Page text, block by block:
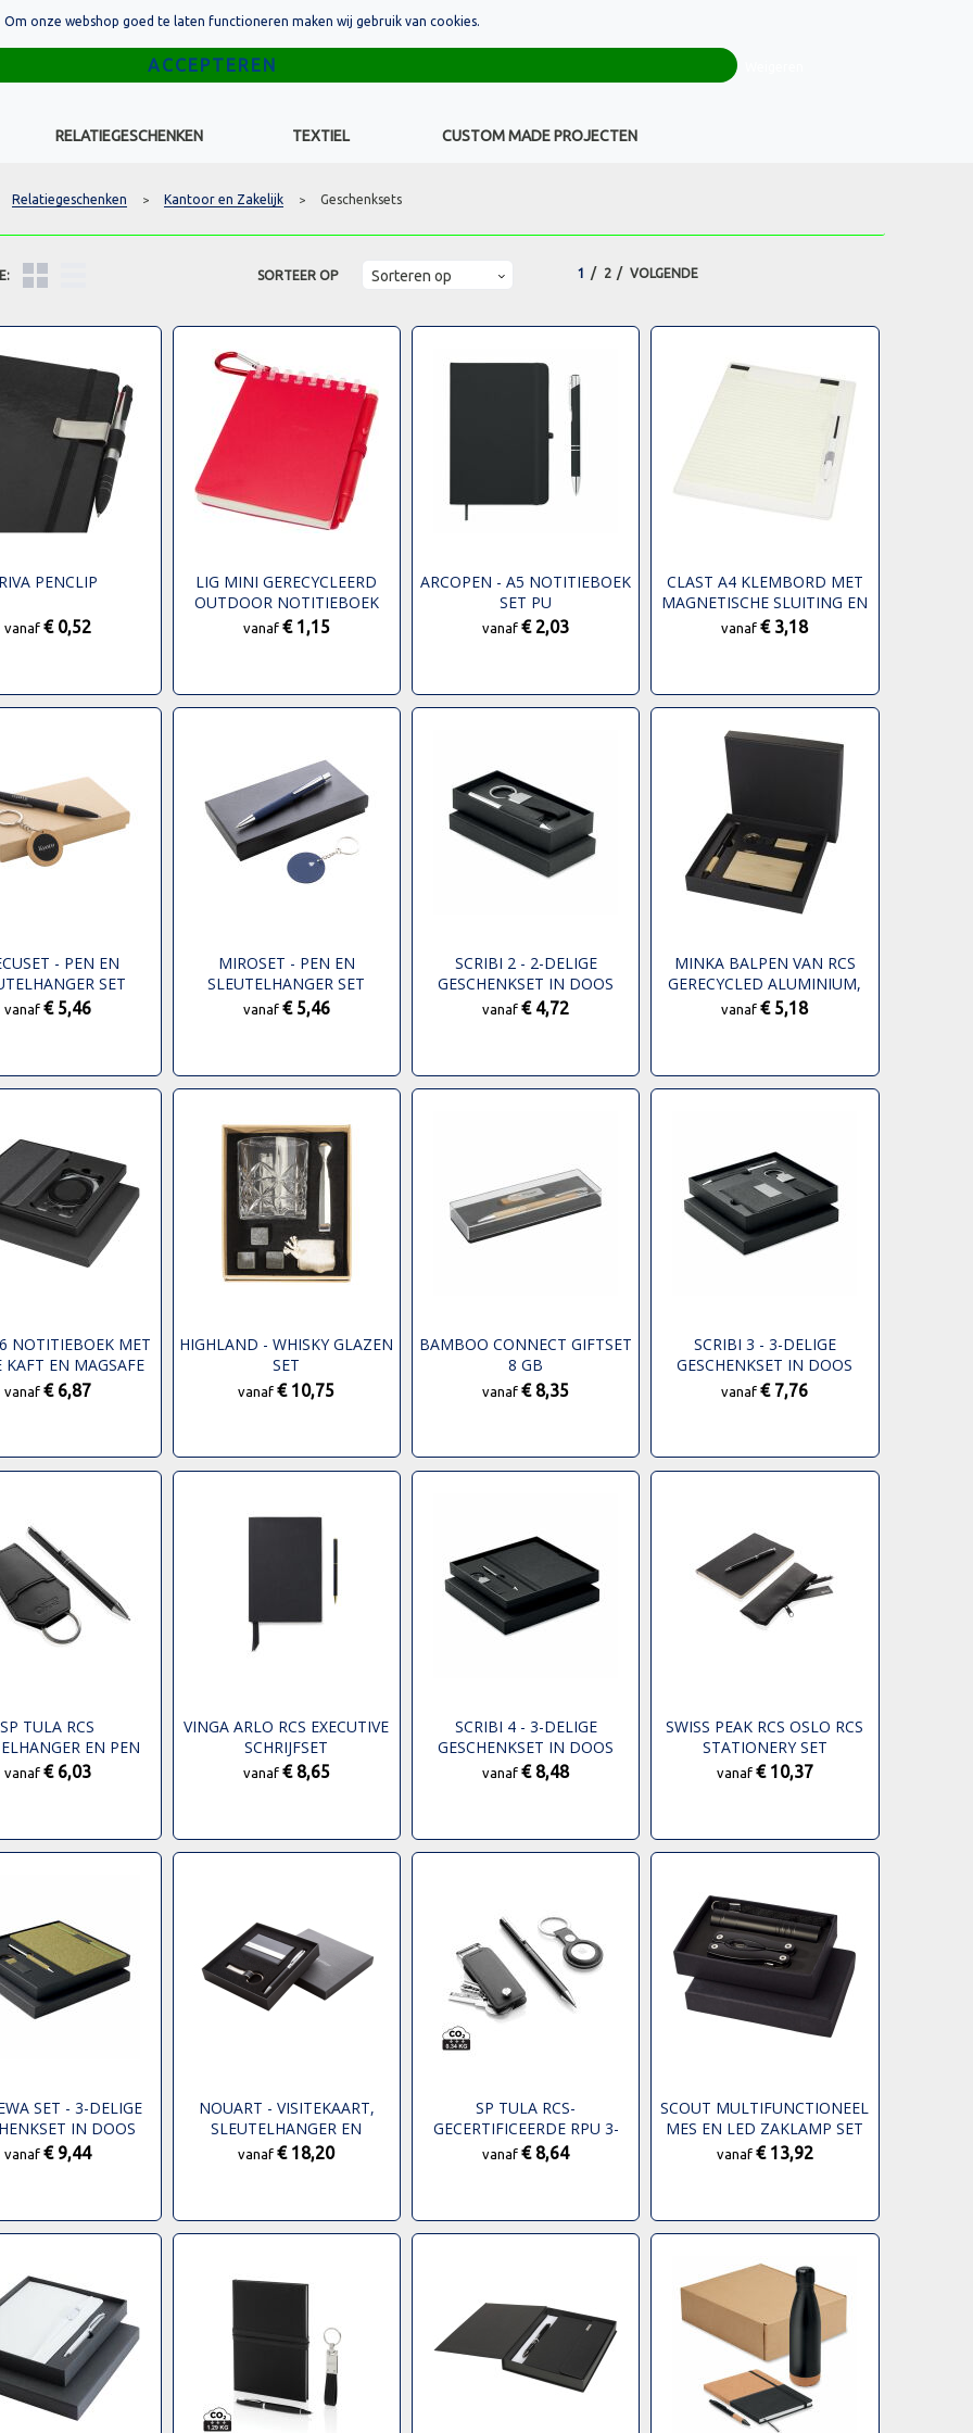
+32(0)16 43 54 19
RELATIEGESCHENKEN TEXTIEL CUSTOM MADE PROJECTEN
Relatiegeschenken > Kantoor en Zakelijk > Geschenksets
SORTEER OP 1 2 VOLGENDE
PENCLIP
vanaf € 0,52
LIG MINI GERECYCLEERD
OUTDOOR NOTITIEBOEK
MET ZACHTE KAFT EN
BALPEN (ZWARTE INKT)
vanaf € 1,15
ARCOPEN - A5 NOTITIEBOEK
SET PU
vanaf€ 2,03
CLAST A4 KLEMBORD MET
MAGNETISCHE SLUITING EN
RCS GERECYCLEDE BALPEN
(ZWARTE INKT)
vanaf€ 3,18
- PEN EN
SET
vanaf € 5,46
MIROSET - PEN EN
SLEUTELHANGER SET
vanaf € 5,46
SCRIBI 2 - 2-DELIGE
GESCHENKSET IN DOOS
vanaf€ 4,72
MINKA BALPEN VAN RCS
GERECYCLED ALUMINIUM,
SLEUTELHANGER EN RFID-
vanaf€ 5,18
NOTITIEBOEK MET
KAFT EN MAGSAFE
vanaf € 6,87
HIGHLAND - WHISKY GLAZEN
SET
vanaf€ 10,75
BAMBOO CONNECT GIFTSET
8 GB
vanaf€ 8,35
SCRIBI 3 - 3-DELIGE
GESCHENKSET IN DOOS
vanaf€ 7,76
SP TULA RCS
EN PEN
GIFT SET
vanaf € 6,03
VINGA ARLO RCS EXECUTIVE
SCHRIJFSET
vanaf € 8,65
SCRIBI 4 - 3-DELIGE
GESCHENKSET IN DOOS
vanaf€ 8,48
SWISS PEAK RCS OSLO RCS
STATIONERY SET
vanaf € 10,37
SET - 3-DELIGE
IN DOOS
vanaf € 9,44
NOUART - VISITEKAART,
SLEUTELHANGER EN
PENNENSET
vanaf€ 18,20
SP TULA RCS-
GECERTIFICEERDE RPU 3-
DELIGE LUXE GESCHENKSET
vanaf€ 8,64
SCOUT MULTIFUNCTIONEEL
MES EN LED ZAKLAMP SET
vanaf € 13,92
Om onze webshop goed te laten functioneren maken wij gebruik van cookies.